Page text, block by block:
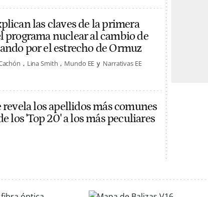
las claves de la primera
programa nuclear al cambio de
por el estrecho de Ormuz
Lina Smith Mundo EE
Narrativas EE
revela los apellidos más comunes
los 'Top 20' a los más peculiares